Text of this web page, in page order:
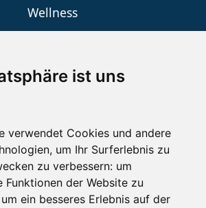
ist uns
verwendet Cookies und andere
um Ihr Surferlebnis zu
zu verbessern: um
Funktionen der Website zu
um ein besseres Erlebnis auf der
Wellness
SKI APP
Ski APP für iOS und Android - Ein
und Schneefreaks!